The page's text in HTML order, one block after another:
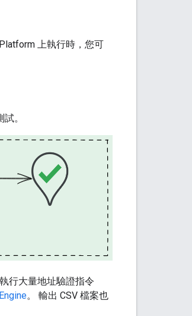
上執行時，您可
。
行大量地址驗證指令
。 輸出 CSV 檔案也